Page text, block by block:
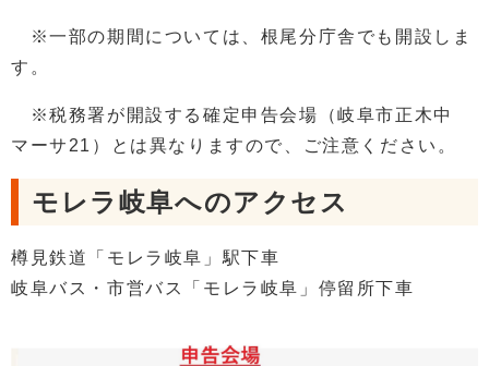
※一部の期間については、根尾分庁舎でも開設しま
す。
※税務署が開設する確定申告会場（岐阜市正木中
マーサ21）とは異なりますので、ご注意ください。
モレラ岐阜へのアクセス
樽見鉄道「モレラ岐阜」駅下車
岐阜バス・市営バス「モレラ岐阜」停留所下車